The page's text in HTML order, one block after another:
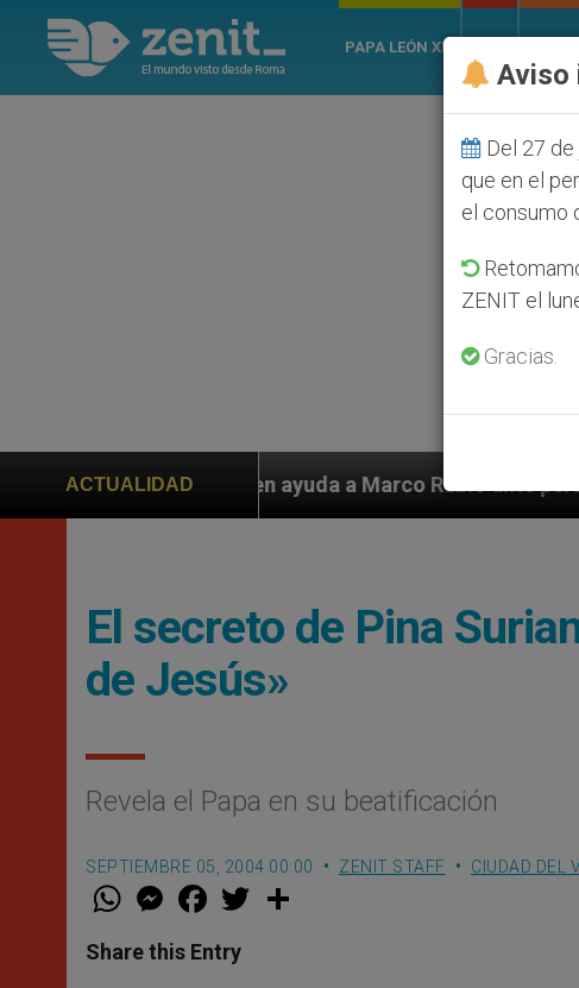
PAPA LEÓN XIV
ACTUALIDAD
ayuda a Marco Rubio ante persecución de colonos
El secreto de Pina
de Jesús»
Revela el Papa en su beatificación
SEPTIEMBRE 05, 2004 00:00 ZENIT STAFF CIUDAD DEL
W
t
s
M
e
s
e
F
a
e
b
w
Share this Entry
Aviso
Del 27
que en el
el consumo
ZENIT el
Gracias.